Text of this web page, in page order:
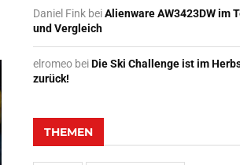
Daniel Fink beiAlienware AW3423DW im
und Vergleich
elromeo beiDie Ski Challenge ist im
zurück!
THEMEN